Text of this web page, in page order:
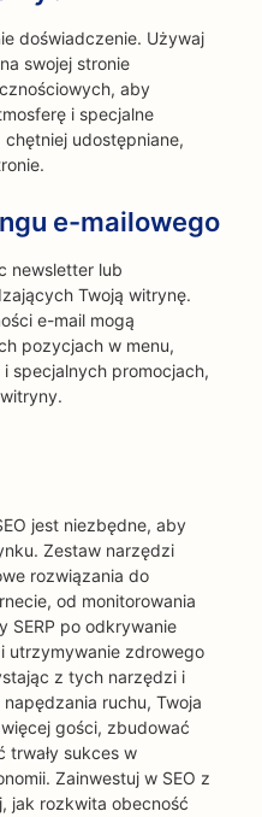
doświadczenie. Używaj
swojej stronie
aby
i specjalne
udostępniane,
e-mailowego
newsletter lub
Twoją witrynę.
e-mail mogą
pozycjach w menu,
specjalnych promocjach,
jest niezbędne, aby
Zestaw narzędzi
rozwiązania do
od monitorowania
SERP po odkrywanie
utrzymywanie zdrowego
z tych narzędzi i
ruchu, Twoja
gości, zbudować
trwały sukces w
Zainwestuj w SEO z
jak rozkwita obecność